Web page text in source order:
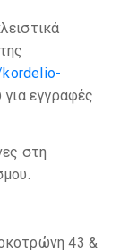
εγγραφές
στη
43 &